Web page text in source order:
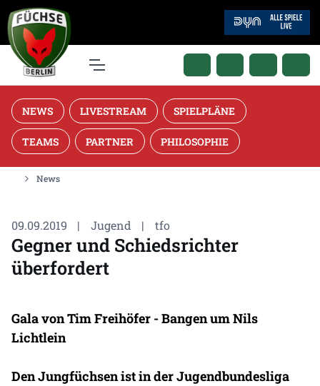
NEWS LIVESTREAM SPIELPLÄNE
TEAMS PARTNER PHILOSOPHIE
News
09.09.2019 | Jugend | tfo
Gegner und Schiedsrichter
überfordert
Gala von Tim Freihöfer - Bangen um Nils
Lichtlein
Den Jungfüchsen ist in der Jugendbundesliga